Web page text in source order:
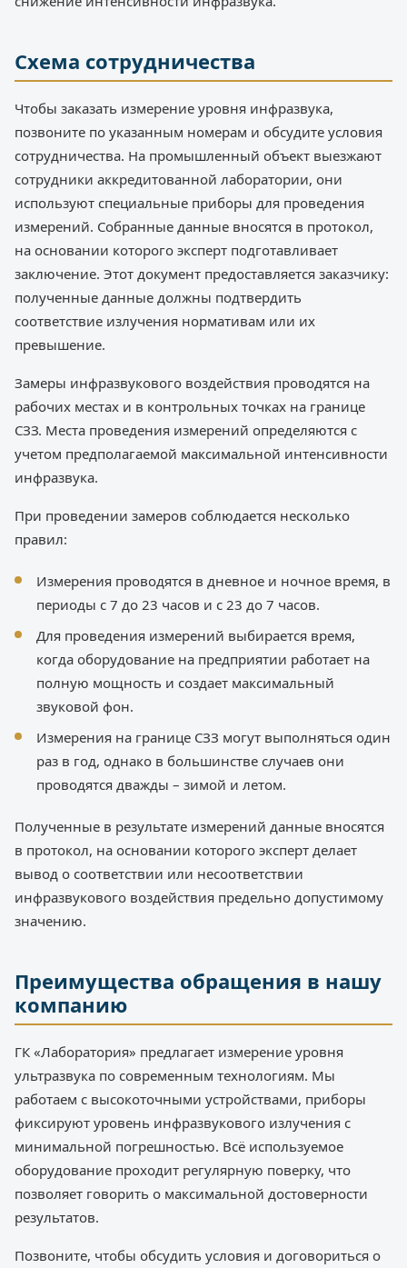
Схема сотрудничества
Чтобы заказать измерение уровня инфразвука,
позвоните по указанным номерам и обсудите условия
сотрудничества. На промышленный объект выезжают
сотрудники аккредитованной лаборатории, они
используют специальные приборы для проведения
измерений. Собранные данные вносятся в протокол,
на основании которого эксперт подготавливает
заключение. Этот документ предоставляется заказчику:
полученные данные должны подтвердить
соответствие излучения нормативам или их
превышение.
Замеры инфразвукового воздействия проводятся на
рабочих местах и в контрольных точках на границе
СЗЗ. Места проведения измерений определяются с
учетом предполагаемой максимальной интенсивности
инфразвука.
При проведении замеров соблюдается несколько
правил:
Измерения проводятся в дневное и ночное время, в
периоды с 7 до 23 часов и с 23 до 7 часов.
Для проведения измерений выбирается время,
когда оборудование на предприятии работает на
полную мощность и создает максимальный
звуковой фон.
Измерения на границе СЗЗ могут выполняться один
раз в год, однако в большинстве случаев они
проводятся дважды – зимой и летом.
Полученные в результате измерений данные вносятся
в протокол, на основании которого эксперт делает
вывод о соответствии или несоответствии
инфразвукового воздействия предельно допустимому
значению.
Преимущества обращения в нашу
компанию
ГК «Лаборатория» предлагает измерение уровня
ультразвука по современным технологиям. Мы
работаем с высокоточными устройствами, приборы
фиксируют уровень инфразвукового излучения с
минимальной погрешностью. Всё используемое
оборудование проходит регулярную поверку, что
позволяет говорить о максимальной достоверности
результатов.
Позвоните, чтобы обсудить условия и договориться о